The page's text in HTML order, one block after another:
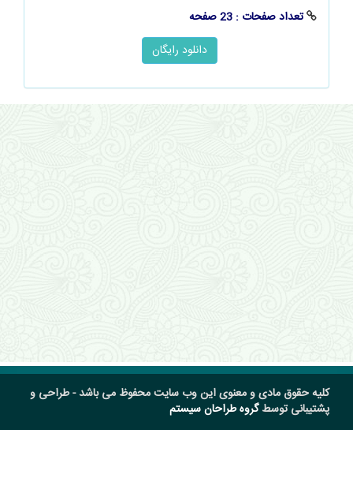
تعداد صفحات : 23 صفحه
کلیه حقوق مادی و معنوی این وب سایت محفوظ می باشد - طراحی و
پشتیبانی توسطگروه طراحان سیستم